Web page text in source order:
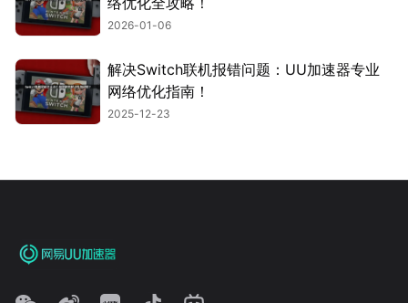
2026-01-06
解决Switch联机报错问题：UU加速器专业
网络优化指南！
2025-12-23